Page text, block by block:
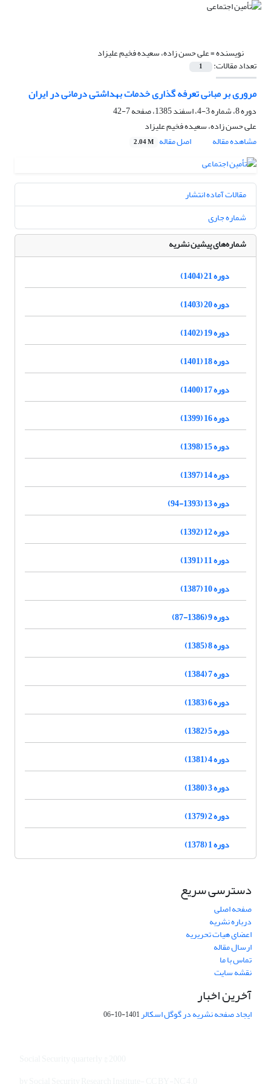
نویسنده =علی حسن زاده، سعیده فخیم علیزاد
تعداد مقالات: 1
مروری بر مبانی تعرفه گذاری خدمات بهداشتی درمانی در ایران
دوره 8، شماره 3-4، اسفند 1385، صفحه
7-42
علی حسن زاده، سعیده فخیم علیزاد
مشاهده مقاله
اصل مقاله 2.04 M
مقالات آماده انتشار
شماره جاری
شماره‌های پیشین نشریه
دوره 21 (1404)
دوره 20 (1403)
دوره 19 (1402)
دوره 18 (1401)
دوره 17 (1400)
دوره 16 (1399)
دوره 15 (1398)
دوره 14 (1397)
دوره 13 (1393-94)
دوره 12 (1392)
دوره 11 (1391)
دوره 10 (1387)
دوره 9 (1386-87)
دوره 8 (1385)
دوره 7 (1384)
دوره 6 (1383)
دوره 5 (1382)
دوره 4 (1381)
دوره 3 (1380)
دوره 2 (1379)
دوره 1 (1378)
دسترسی سریع
صفحه اصلی
درباره نشریه
اعضای هیات تحریریه
ارسال مقاله
تماس با ما
نقشه سایت
آخرین اخبار
ایجاد صفحه نشریه در گوگل اسکالر1401-10-06